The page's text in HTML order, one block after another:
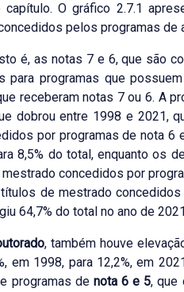
O gráfico 2.7.1
pelos programas de
é, as notas 7 e 6, que são
para programas que
receberam notas 7 ou 6. A
dobrou entre 1998 e 2021,
por programas de nota 6
8,5% do total, enquanto os
concedidos por
de mestrado concedidos
64,7% do total no ano de
, também houve
em 1998, para 12,2%, em
programas de nota 6 e 5, que